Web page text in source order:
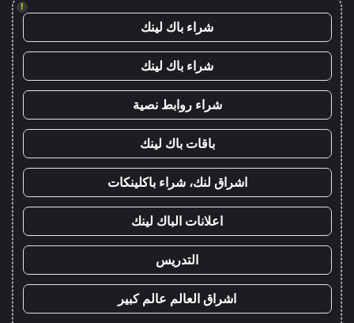
!
شراء باك لينك
شراء باك لينك
شراء روابط نصية
باقات باك لينك
اشراق لنك، شراء باكلينكات
اعلانات الباك لينك
التدريس
اشراق العالم عالم كبير